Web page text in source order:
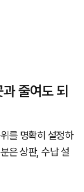
줄여도 되
를 명확히 설정하
은 상판, 수납 설